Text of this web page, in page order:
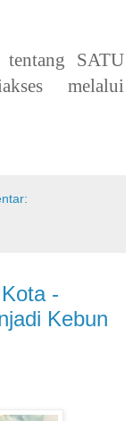
SATU
melalui
-
Kebun